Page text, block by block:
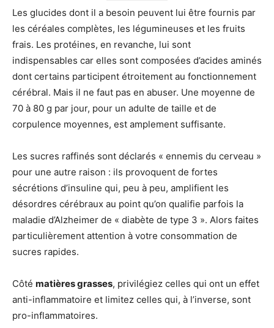
Les glucides dont il a besoin peuvent lui être fournis par
les céréales complètes, les légumineuses et les fruits
frais. Les protéines, en revanche, lui sont
indispensables car elles sont composées d’acides aminés
dont certains participent étroitement au fonctionnement
cérébral. Mais il ne faut pas en abuser. Une moyenne de
70 à 80 g par jour, pour un adulte de taille et de
corpulence moyennes, est amplement suffisante.
Les sucres raffinés sont déclarés « ennemis du cerveau »
pour une autre raison : ils provoquent de fortes
sécrétions d’insuline qui, peu à peu, amplifient les
désordres cérébraux au point qu’on qualifie parfois la
maladie d’Alzheimer de « diabète de type 3 ». Alors faites
particulièrement attention à votre consommation de
sucres rapides.
Côté matières grasses, privilégiez celles qui ont un effet
anti-inflammatoire et limitez celles qui, à l’inverse, sont
pro-inflammatoires.